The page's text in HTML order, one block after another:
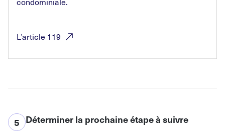
L’article 119
5 Déterminer la prochaine étape à suivre